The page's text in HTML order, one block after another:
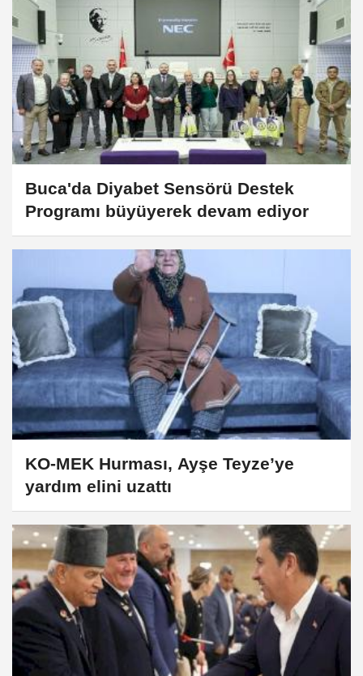
Buca'da Diyabet Sensörü Destek
Programı büyüyerek devam ediyor
KO-MEK Hurması, Ayşe Teyze’ye
yardım elini uzattı